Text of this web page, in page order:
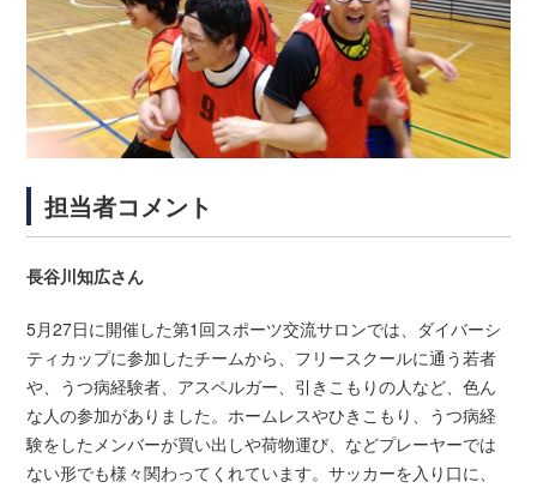
担当者コメント
長谷川知広さん
5月27日に開催した第1回スポーツ交流サロンでは、ダイバーシ
ティカップに参加したチームから、フリースクールに通う若者
や、うつ病経験者、アスペルガー、引きこもりの人など、色ん
な人の参加がありました。ホームレスやひきこもり、うつ病経
験をしたメンバーが買い出しや荷物運び、などプレーヤーでは
ない形でも様々関わってくれています。サッカーを入り口に、